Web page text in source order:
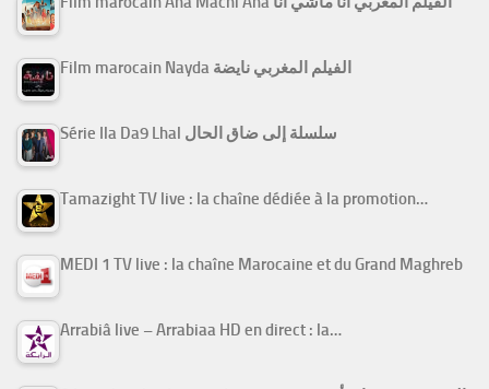
Film marocain Nayda الفيلم المغربي نايضة
Série Ila Da9 Lhal سلسلة إلى ضاق الحال
Tamazight TV live : la chaîne dédiée à la promotion…
MEDI 1 TV live : la chaîne Marocaine et du Grand Maghreb
Arrabiâ live – Arrabiaa HD en direct : la…